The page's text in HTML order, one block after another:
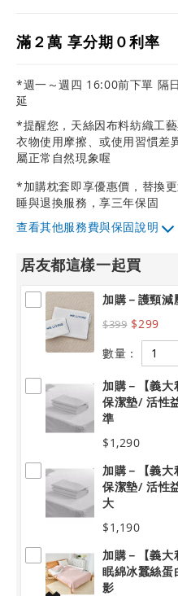
滿２萬 享分期０利率
*週一～週四 16:00前下單 隔
延
*提醒您，天絲因布料紡織工
衣物使用摩擦、或使用習慣差
屬正常自然現象喔
*加購枕套即享優惠價，替換
睡與退換服務，享三年保固
其他服務費與保固說明
居友都這樣一起買
加購－護頸減
$399 $299
數量：
加購－【義
保潔墊/ 活性
準
$1,290
加購－【義
保潔墊/ 活性
大
$1,190
加購－【義
眠綿冰蠶絲蛋
影